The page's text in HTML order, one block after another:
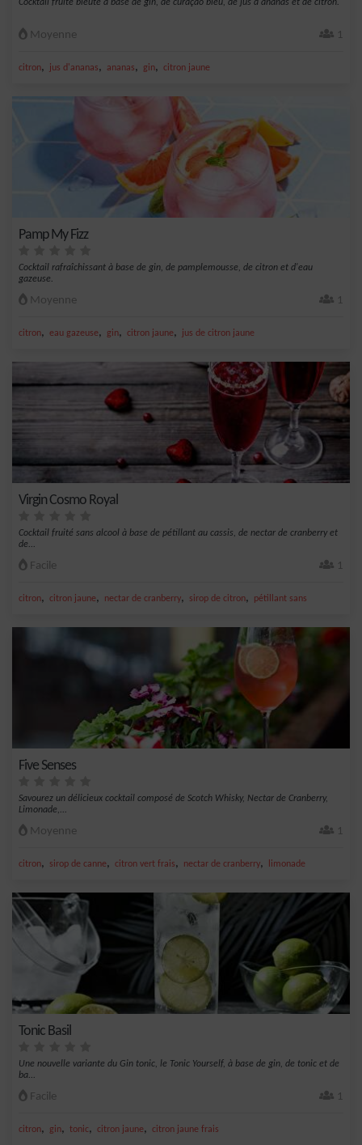
Cocktail fruité bleuté à base de gin, de curaçao bleu, de jus d'ananas et de citron.
Moyenne 1
citron, jus d'ananas, ananas, gin, citron jaune
Pamp My Fizz
Cocktail rafraîchissant à base de gin, de pamplemousse, de citron et d'eau
gazeuse.
Moyenne 1
citron, eau gazeuse, gin, citron jaune, jus de citron jaune
Virgin Cosmo Royal
Cocktail fruité sans alcool à base de pétillant au cassis, de nectar de cranberry et
de...
Facile 1
citron, citron jaune, nectar de cranberry, sirop de citron, pétillant sans
Five Senses
Savourez un délicieux cocktail composé de Scotch Whisky, Nectar de Cranberry,
Limonade,...
Moyenne 1
citron, sirop de canne, citron vert frais, nectar de cranberry, limonade
Tonic Basil
Une nouvelle variante du Gin tonic, le Tonic Yourself, à base de gin, de tonic et de
ba...
Facile 1
citron, gin, tonic, citron jaune, citron jaune frais